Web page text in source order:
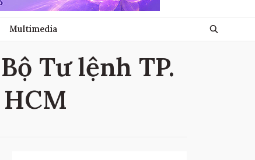
Multimedia
Tư lệnh TP.